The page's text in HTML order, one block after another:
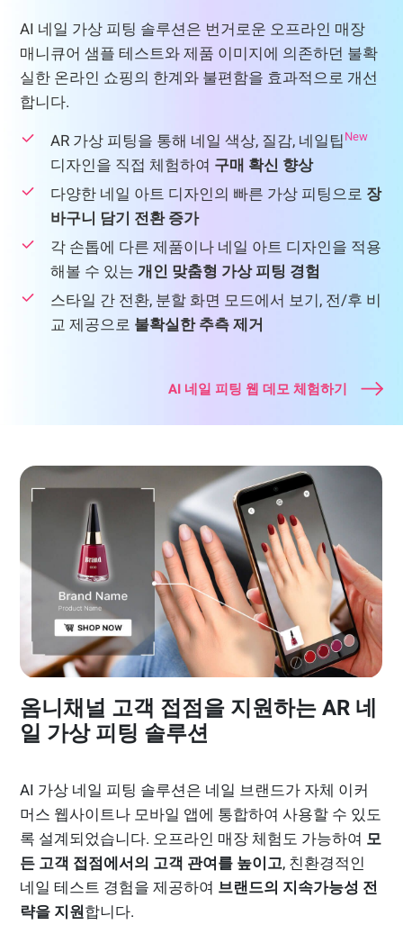
AI 네일 가상 피팅 솔루션은 번거로운 오프라인 매장
매니큐어 샘플 테스트와 제품 이미지에 의존하던 불확
실한 온라인 쇼핑의 한계와 불편함을 효과적으로 개선
합니다.
AR 가상 피팅을 통해 네일 색상, 질감, 네일팁 New
디자인을 직접 체험하여 구매 확신 향상
다양한 네일 아트 디자인의 빠른 가상 피팅으로 장
바구니 담기 전환 증가
각 손톱에 다른 제품이나 네일 아트 디자인을 적용
해볼 수 있는개인 맞춤형 가상 피팅 경험
스타일 간 전환, 분할 화면 모드에서 보기, 전/후 비
교 제공으로 불확실한 추측 제거
AI 네일 피팅 웹 데모 체험하기
옴니채널 고객 접점을 지원하는 AR 네
일 가상 피팅 솔루션
AI 가상 네일 피팅 솔루션은 네일 브랜드가 자체 이커
머스 웹사이트나 모바일 앱에 통합하여 사용할 수 있도
록 설계되었습니다. 오프라인 매장 체험도 가능하여 모
든 고객 접점에서의 고객 관여를 높이고, 친환경적인
네일 테스트 경험을 제공하여 브랜드의 지속가능성 전
략을 지원합니다.